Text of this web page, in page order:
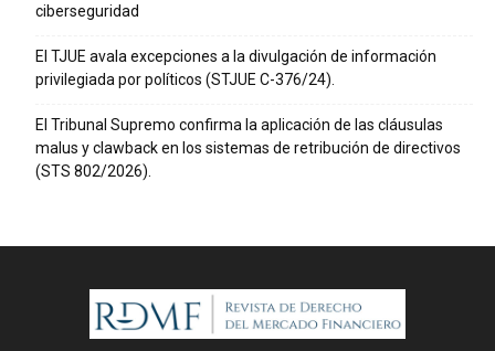
ciberseguridad
El TJUE avala excepciones a la divulgación de información
privilegiada por políticos (STJUE C-376/24).
El Tribunal Supremo confirma la aplicación de las cláusulas
malus y clawback en los sistemas de retribución de directivos
(STS 802/2026).